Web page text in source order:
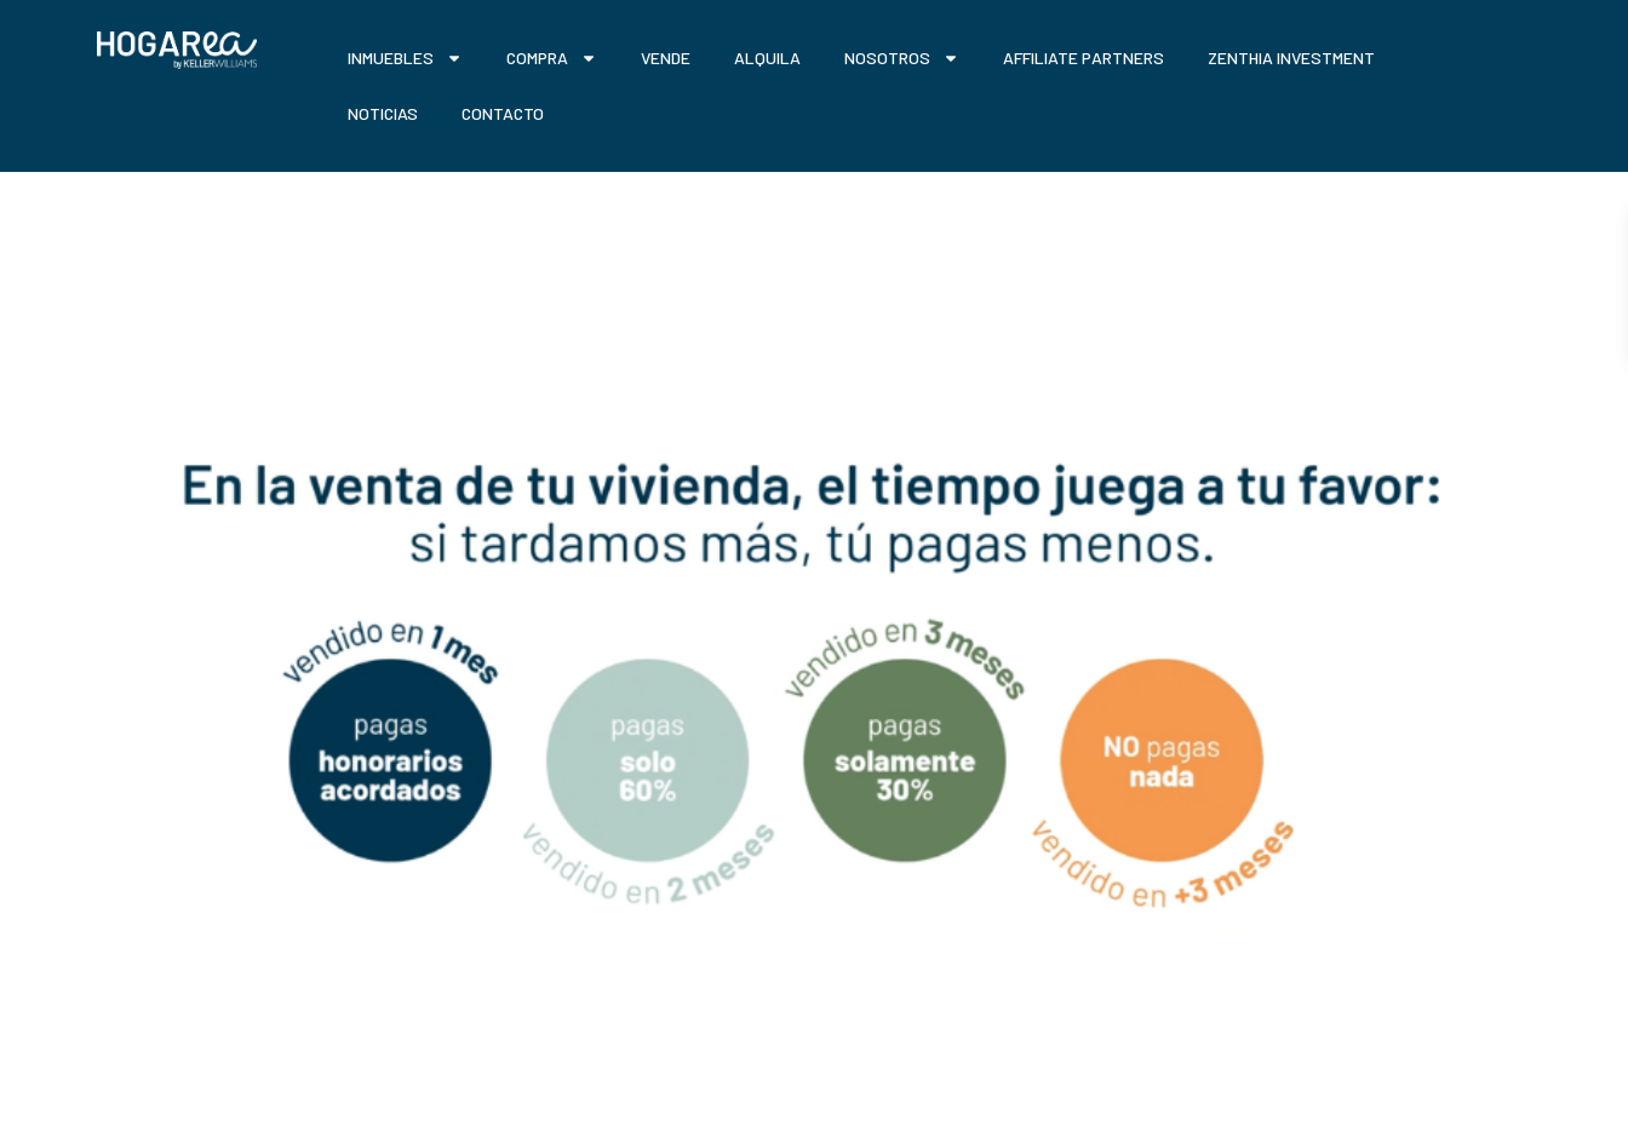
INMUEBLES COMPRA VENDE ALQUILA NOSOTROS AFFILIATE PARTNERS ZENTHIA INVESTMENT
NOTICIAS CONTACTO